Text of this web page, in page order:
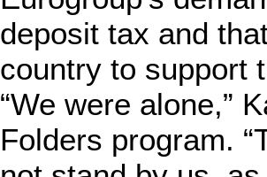
deposit tax and
country to support
“We were alone,”
Folders program.